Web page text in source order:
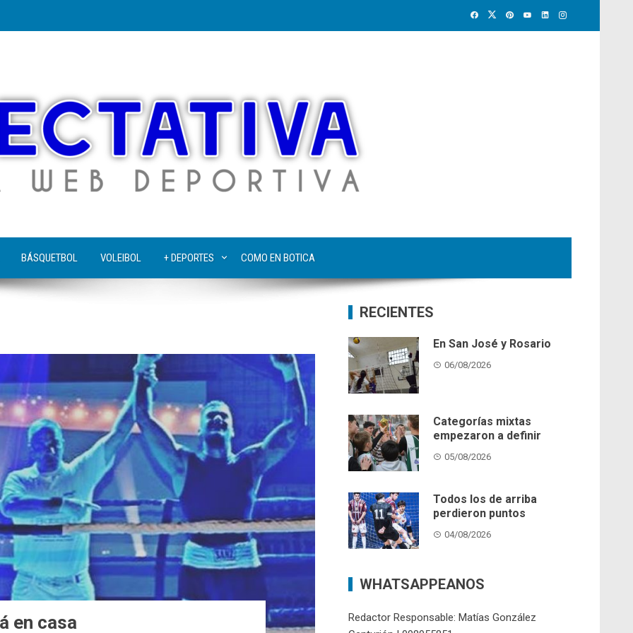
BÁSQUETBOL VOLEIBOL + DEPORTES COMO EN BOTICA
en casa
RECIENTES
En San José y Rosario
06/08/2026
Categorías mixtas
empezaron a definir
05/08/2026
Todos los de arriba
perdieron puntos
04/08/2026
WHATSAPPEANOS
Redactor Responsable: Matías González